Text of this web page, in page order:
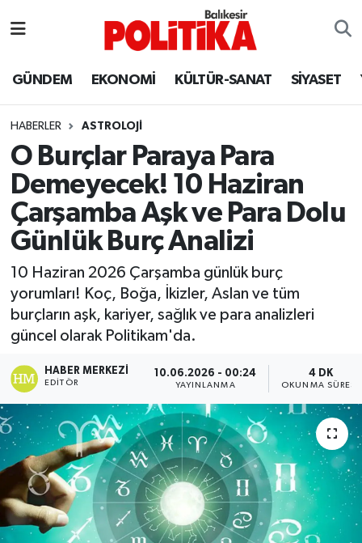
GÜNDEM EKONOMİ KÜLTÜR-SANAT SİYASET
HABERLER ASTROLOJİ
O Burçlar Paraya Para
Demeyecek! 10 Haziran
Çarşamba Aşk ve Para Dolu
Günlük Burç Analizi
10 Haziran 2026 Çarşamba günlük burç
yorumları! Koç, Boğa, İkizler, Aslan ve tüm
burçların aşk, kariyer, sağlık ve para analizleri
güncel olarak Politikam'da.
HABER MERKEZI
EDITÖR
10.06.2026 - 00:24
YAYINLANMA
4 DK
OKUNMA SÜRESI
Ayvalık
Balya
Bandırma
Bigadiç
BİYOGRAFİLER
Burhaniye
Dursunbey
Edremit
EĞİTİM
Balıkesir Hava Durumu
Balıkesir Namaz Vakitleri
Balıkesir Trafik Yoğunluk Haritası
Süper Lig Puan Durumu ve Fikstür
Tüm Manşetler
Son Dakika Haberleri